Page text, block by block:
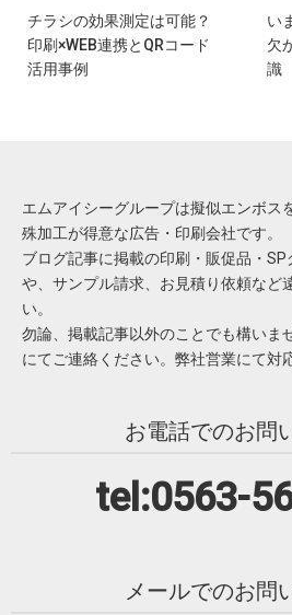
チラシの効果測定は可能？
印刷×WEB連携とQRコード
活用事例
い
欠
識
エムアイシーグループは擬似エンボス
殊加工が得意な広告・印刷会社です。
ブログ記事に掲載の印刷・販促品・
や、サンプル請求、お見積り依頼など
い。
勿論、掲載記事以外のことでも構いま
にてご連絡ください。弊社営業にて対
お電話でのお問
tel:0563-
メールでのお問